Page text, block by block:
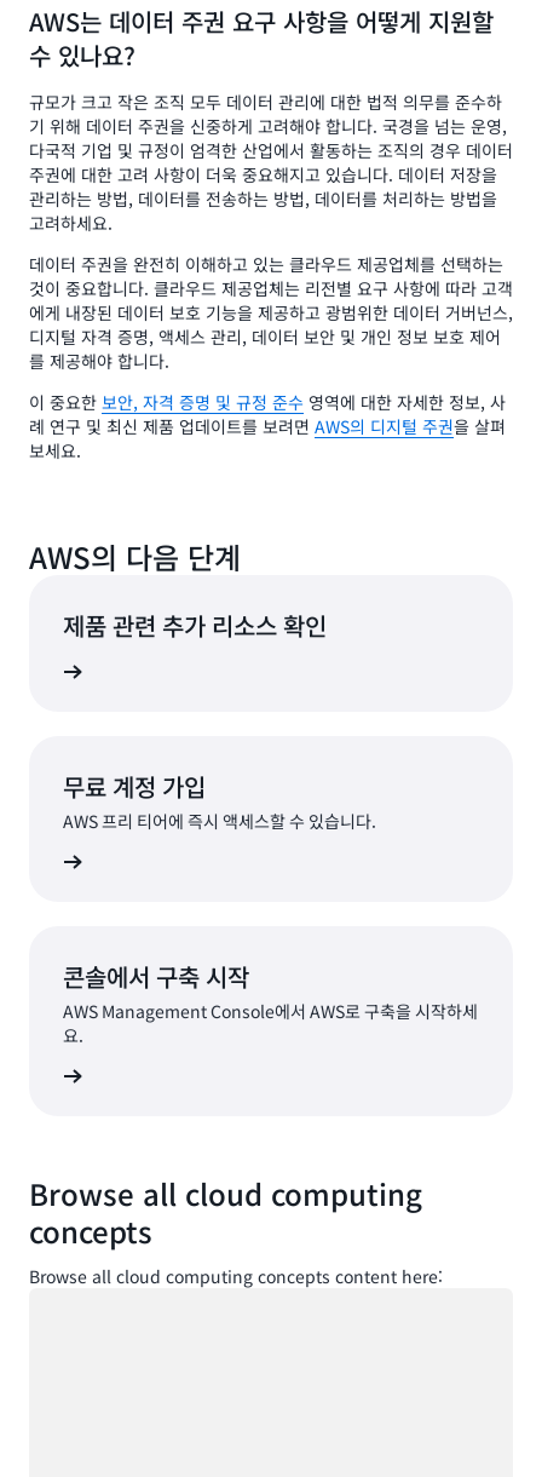
AWS는 데이터 주권 요구 사항을 어떻게 지원할
수 있나요?
규모가 크고 작은 조직 모두 데이터 관리에 대한 법적 의무를 준수하
기 위해 데이터 주권을 신중하게 고려해야 합니다. 국경을 넘는 운영,
다국적 기업 및 규정이 엄격한 산업에서 활동하는 조직의 경우 데이터
주권에 대한 고려 사항이 더욱 중요해지고 있습니다. 데이터 저장을
관리하는 방법, 데이터를 전송하는 방법, 데이터를 처리하는 방법을
고려하세요.
데이터 주권을 완전히 이해하고 있는 클라우드 제공업체를 선택하는
것이 중요합니다. 클라우드 제공업체는 리전별 요구 사항에 따라 고객
에게 내장된 데이터 보호 기능을 제공하고 광범위한 데이터 거버넌스,
디지털 자격 증명, 액세스 관리, 데이터 보안 및 개인 정보 보호 제어
를 제공해야 합니다.
이 중요한 보안, 자격 증명 및 규정 준수 영역에 대한 자세한 정보, 사
례 연구 및 최신 제품 업데이트를 보려면 AWS의 디지털 주권을 살펴
보세요.
AWS의 다음 단계
제품 관련 추가 리소스 확인
무료 계정 가입
AWS 프리 티어에 즉시 액세스할 수 있습니다.
콘솔에서 구축 시작
AWS Management Console에서 AWS로 구축을 시작하세
요.
Browse all cloud computing
concepts
Browse all cloud computing concepts content here: